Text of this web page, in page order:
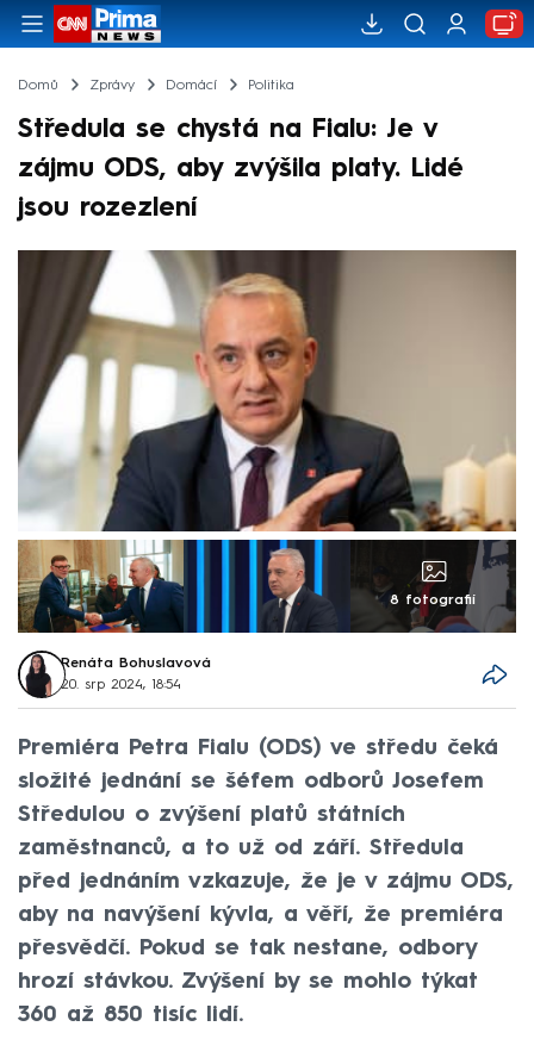
Domů Zprávy Domácí Politika
Středula se chystá na Fialu: Je v
zájmu ODS, aby zvýšila platy. Lidé
jsou rozezlení
8 fotografií
Renáta Bohuslavová
20. srp 2024, 18:54
Premiéra Petra Fialu (ODS) ve středu čeká
složité jednání se šéfem odborů Josefem
Středulou o zvýšení platů státních
zaměstnanců, a to už od září. Středula
před jednáním vzkazuje, že je v zájmu ODS,
aby na navýšení kývla, a věří, že premiéra
přesvědčí. Pokud se tak nestane, odbory
hrozí stávkou. Zvýšení by se mohlo týkat
360 až 850 tisíc lidí.